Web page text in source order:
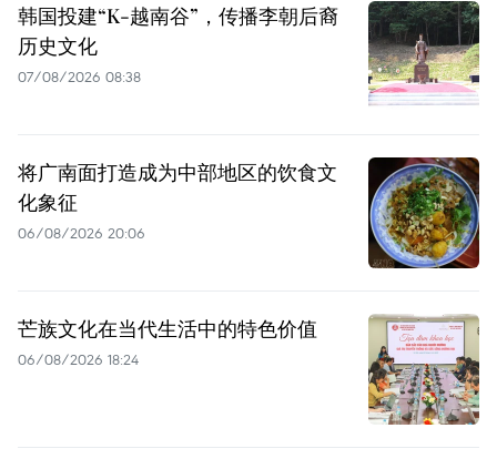
韩国投建“K-越南谷”，传播李朝后裔
历史文化
07/08/2026 08:38
将广南面打造成为中部地区的饮食文
化象征
06/08/2026 20:06
芒族文化在当代生活中的特色价值
06/08/2026 18:24